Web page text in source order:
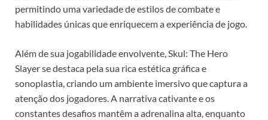
permitindo uma variedade de estilos de combate e
habilidades únicas que enriquecem a experiência de jogo.
Além de sua jogabilidade envolvente, Skul: The Hero
Slayer se destaca pela sua rica estética gráfica e
sonoplastia, criando um ambiente imersivo que captura a
atenção dos jogadores. A narrativa cativante e os
constantes desafios mantêm a adrenalina alta, enquanto